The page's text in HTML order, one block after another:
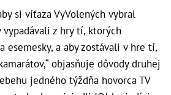
si víťaza VyVolených vybral
vypadávali z hry tí, ktorých
esemesky, a aby zostávali v hre tí,
objasňuje dôvody druhej
jedného týždňa hovorca TV